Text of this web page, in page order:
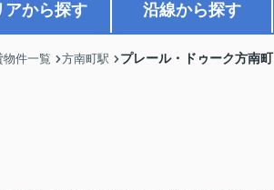
アから探す 沿線から探す
物件一覧 方南町駅 プレール・ドゥーク方南町